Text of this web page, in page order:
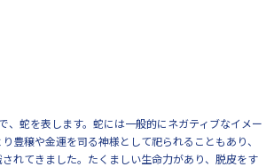
、蛇を表します。蛇には一般的にネガティブなイメー
豊穣や金運を司る神様として祀られることもあり、
れてきました。たくましい生命力があり、脱皮をす